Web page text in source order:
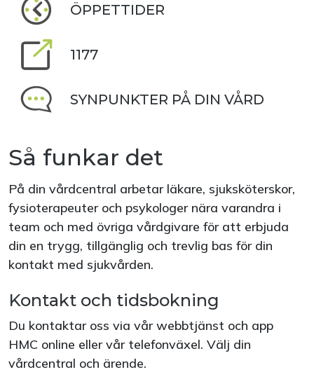
ÖPPETTIDER
1177
SYNPUNKTER PÅ DIN VÅRD
Så funkar det
På din vårdcentral arbetar läkare, sjuksköterskor,
fysioterapeuter och psykologer nära varandra i
team och med övriga vårdgivare för att erbjuda
din en trygg, tillgänglig och trevlig bas för din
kontakt med sjukvården.
Kontakt och tidsbokning
Du kontaktar oss via vår webbtjänst och app
HMC online eller vår telefonväxel. Välj din
vårdcentral och ärende.